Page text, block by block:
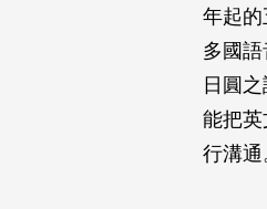
年起
多國
日圓
能把
行溝通